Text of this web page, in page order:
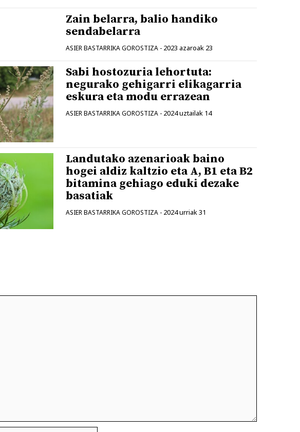
Zain belarra, balio handiko
sendabelarra
ASIER BASTARRIKA GOROSTIZA - 2023 azaroak 23
Sabi hostozuria lehortuta:
negurako gehigarri elikagarria
eskura eta modu errazean
ASIER BASTARRIKA GOROSTIZA - 2024 uztailak 14
Landutako azenarioak baino
hogei aldiz kaltzio eta A, B1 eta B2
bitamina gehiago eduki dezake
basatiak
ASIER BASTARRIKA GOROSTIZA - 2024 urriak 31